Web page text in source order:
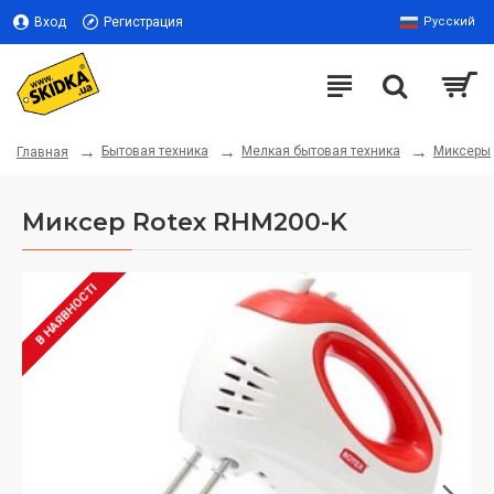
Вход Регистрация Русский
Главная Бытовая техника Мелкая бытовая техника Миксеры
Миксер Rotex RHM200-K
В НАЯВНОСТІ